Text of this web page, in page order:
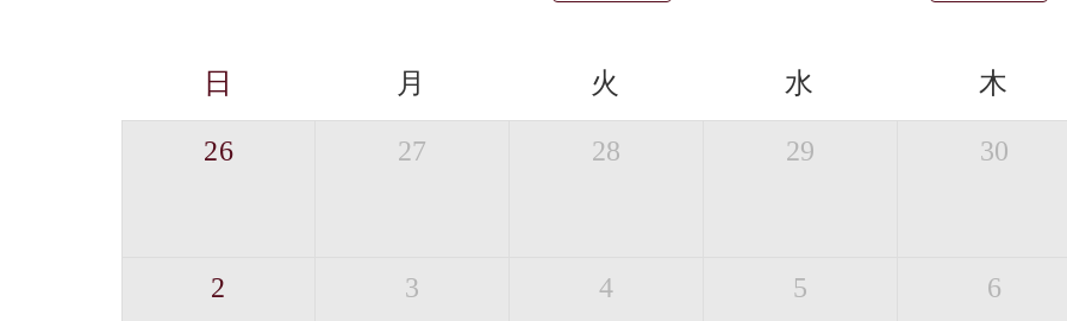
日 月 火 水 木
26 27 28 29 30
2 3 4 5 6